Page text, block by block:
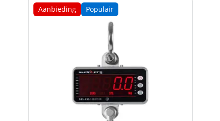
Aanbieding Populair